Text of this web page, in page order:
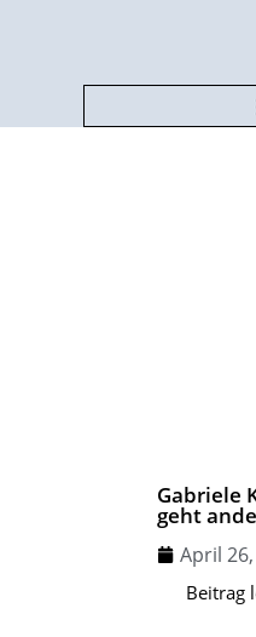
Gabriele
geht
April
Beitrag